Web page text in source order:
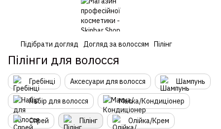
Підібрати догляд Догляд за волоссям Пілінг
Пілінги для волосся
Гребінці Аксесуари для волосся Шампунь
Набір для волосся Маска/Кондиціонер
Спрей Пілінг Олійка/Крем